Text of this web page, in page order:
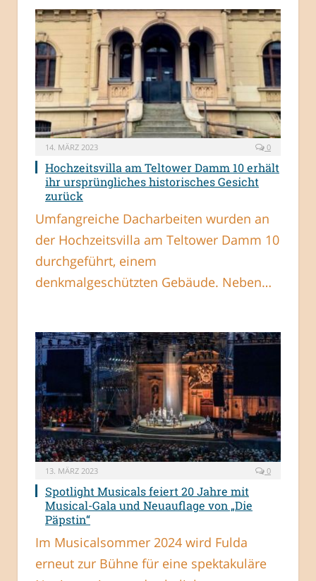
14. MÄRZ 2023 0
Hochzeitsvilla am Teltower Damm 10 erhält
ihr ursprüngliches historisches Gesicht
zurück
Umfangreiche Dacharbeiten wurden an
der Hochzeitsvilla am Teltower Damm 10
durchgeführt, einem
denkmalgeschützten Gebäude. Neben…
13. MÄRZ 2023 0
Spotlight Musicals feiert 20 Jahre mit
Musical-Gala und Neuauflage von „Die
Päpstin“
Im Musicalsommer 2024 wird Fulda
erneut zur Bühne für eine spektakuläre